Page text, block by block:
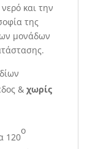
και την
της
μονάδων
& χωρίς
120
ο